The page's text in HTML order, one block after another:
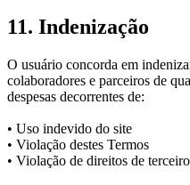
11. Indenização
O usuário concorda em
colaboradores e parceiros de
despesas decorrentes de:
• Uso indevido do site
• Violação destes Termos
• Violação de direitos de